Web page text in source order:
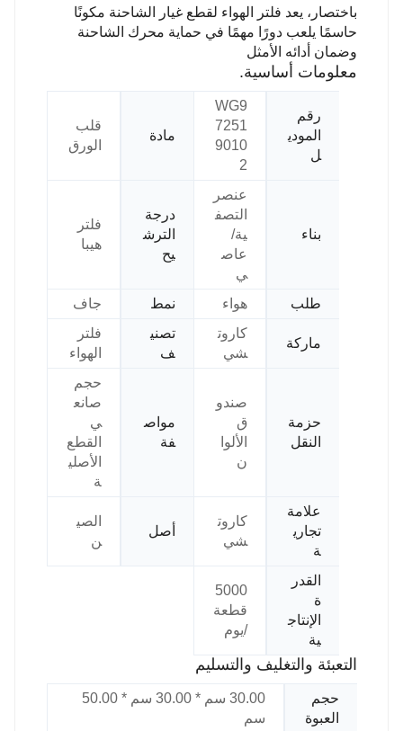
باختصار، يعد فلتر الهواء لقطع غيار الشاحنة مكونًا
حاسمًا يلعب دورًا مهمًا في حماية محرك الشاحنة
وضمان أدائه الأمثل
معلومات أساسية.
رقم
المودي
ل
WG9
7251
9010
2
مادة
قلب
الورق
بناء
عنصر
التصف
ية/
عاص
ي
درجة
الترش
يح
فلتر
هيبا
طلب هواء نمط جاف
ماركة
كاروت
شي
تصني
ف
فلتر
الهواء
حزمة
النقل
صندو
ق
الألوا
ن
مواص
فة
حجم
صانع
ي
القطع
الأصلي
ة
علامة
تجاري
ة
كاروت
شي
أصل
الصي
ن
القدر
ة
الإنتاج
ية
5000
قطعة
/يوم
التعبئة والتغليف والتسليم
حجم
العبوة
30.00 سم * 30.00 سم * 50.00
سم